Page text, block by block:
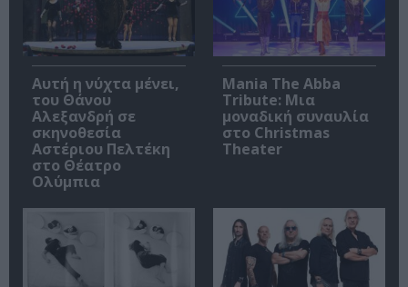
Αυτή η νύχτα μένει,
του Θάνου
Αλεξανδρή σε
σκηνοθεσία
Αστέριου Πελτέκη
στο Θέατρο
Ολύμπια
Mania The Abba
Tribute: Μια
μοναδική συναυλία
στο Christmas
Theater